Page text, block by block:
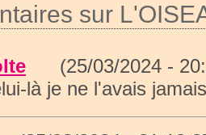
sur
(25/03/2024 -
là je ne l'avais